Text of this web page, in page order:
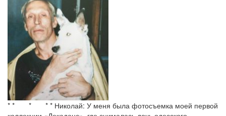
* * * * * Николай: У меня была фотосъемка моей первой